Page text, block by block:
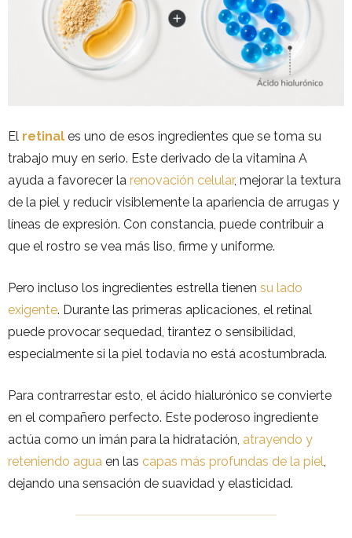
El retinal es uno de esos ingredientes que se toma su
trabajo muy en serio. Este derivado de la vitamina A
ayuda a favorecer la renovación celular, mejorar la textura
de la piel y reducir visiblemente la apariencia de arrugas y
líneas de expresión. Con constancia, puede contribuir a
que el rostro se vea más liso, firme y uniforme.
Pero incluso los ingredientes estrella tienen su lado
exigente. Durante las primeras aplicaciones, el retinal
puede provocar sequedad, tirantez o sensibilidad,
especialmente si la piel todavía no está acostumbrada.
Para contrarrestar esto, el ácido hialurónico se convierte
en el compañero perfecto. Este poderoso ingrediente
actúa como un imán para la hidratación, atrayendo y
reteniendo agua en las capas más profundas de la piel,
dejando una sensación de suavidad y elasticidad.